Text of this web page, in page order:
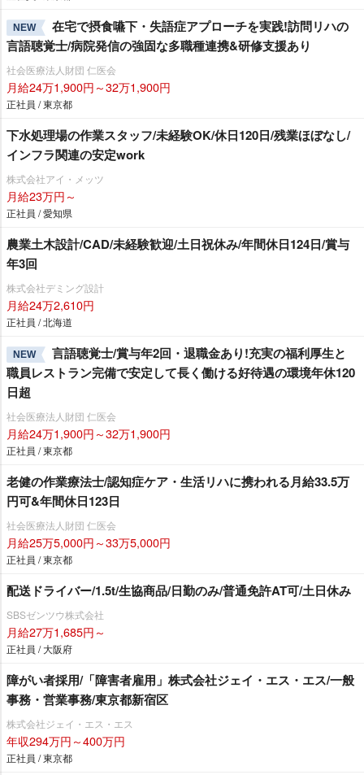
NEW
在宅で摂食嚥下・失語症アプローチを実践!訪問リハの
言語聴覚士/病院発信の強固な多職種連携&研修支援あり
社会医療法人財団 仁医会
月給24万1,900円～32万1,900円
正社員 / 東京都
下水処理場の作業スタッフ/未経験OK/休日120日/残業ほぼなし/
インフラ関連の安定work
株式会社アイ・メッツ
月給23万円～
正社員 / 愛知県
農業土木設計/CAD/未経験歓迎/土日祝休み/年間休日124日/賞与
年3回
株式会社デミング設計
月給24万2,610円
正社員 / 北海道
NEW
言語聴覚士/賞与年2回・退職金あり!充実の福利厚生と
職員レストラン完備で安定して長く働ける好待遇の環境年休120
日超
社会医療法人財団 仁医会
月給24万1,900円～32万1,900円
正社員 / 東京都
老健の作業療法士/認知症ケア・生活リハに携われる月給33.5万
円可&年間休日123日
社会医療法人財団 仁医会
月給25万5,000円～33万5,000円
正社員 / 東京都
配送ドライバー/1.5t/生協商品/日勤のみ/普通免許AT可/土日休み
SBSゼンツウ株式会社
月給27万1,685円～
正社員 / 大阪府
障がい者採用/「障害者雇用」株式会社ジェイ・エス・エス/一般
事務・営業事務/東京都新宿区
株式会社ジェイ・エス・エス
年収294万円～400万円
正社員 / 東京都